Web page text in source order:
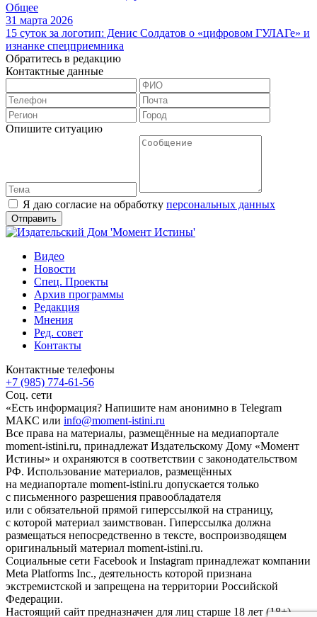
Общее
31 марта 2026
15 суток за логотип: Денис Солдатов о «цифровом ГУЛАГе» и
изнанке спецприемника
Обратитесь в редакцию
Контактные данные
Опишите ситуацию
Я даю согласие на обработку персональных данных
Видео
Новости
Спец. Проекты
Архив программы
Редакция
Мнения
Ред. совет
Контакты
Контактные телефоны
+7 (985) 774-61-56
Соц. сети
«Есть информация? Напишите нам анонимно в Telegram
МАКС или info@moment-istini.ru
Все права на материалы, размещённые на медиапортале
moment-istini.ru, принадлежат Издательскому Дому «Момент
Истины» и охраняются в соответствии с законодательством
РФ. Использование материалов, размещённых
на медиапортале moment-istini.ru допускается только
с письменного разрешения правообладателя
или с обязательной прямой гиперссылкой на страницу,
с которой материал заимствован. Гиперссылка должна
размещаться непосредственно в тексте, воспроизводящем
оригинальный материал moment-istini.ru.
Социальные сети Facebook и Instagram принадлежат компании
Meta Platforms Inc., деятельность которой признана
экстремистской и запрещена на территории Российской
Федерации.
Настоящий сайт предназначен для лиц старше 18 лет (18+).